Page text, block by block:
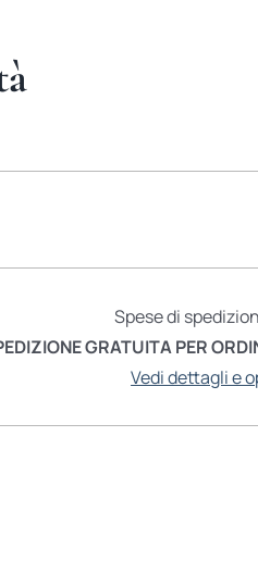
Spese di
GRATUITA PER
Vedi dettagli e